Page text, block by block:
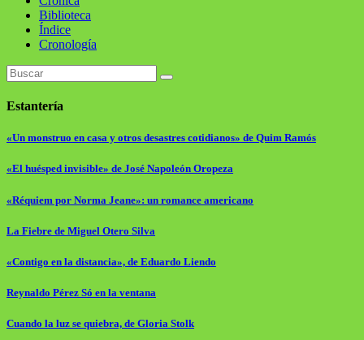
Biblioteca
Índice
Cronología
Estantería
«Un monstruo en casa y otros desastres cotidianos» de Quim Ramós
«El huésped invisible» de José Napoleón Oropeza
«Réquiem por Norma Jeane»: un romance americano
La Fiebre de Miguel Otero Silva
«Contigo en la distancia», de Eduardo Liendo
Reynaldo Pérez Só en la ventana
Cuando la luz se quiebra, de Gloria Stolk